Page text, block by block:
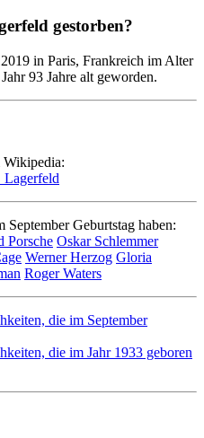
gestorben?
in Paris, Frankreich im Alter
93 Jahre alt geworden.
September Geburtstag haben:
Porsche Oskar Schlemmer
Werner Herzog Gloria
Roger Waters
die im September
die im Jahr 1933 geboren